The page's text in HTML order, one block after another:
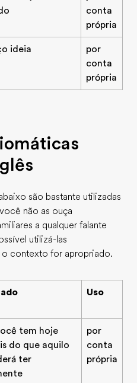
conta
própria
ideia
por
conta
própria
são bastante utilizadas
não as ouça
a qualquer falante
utilizá-las
o contexto for apropriado.
Uso
tem hoje
do que aquilo
ter
por
conta
própria